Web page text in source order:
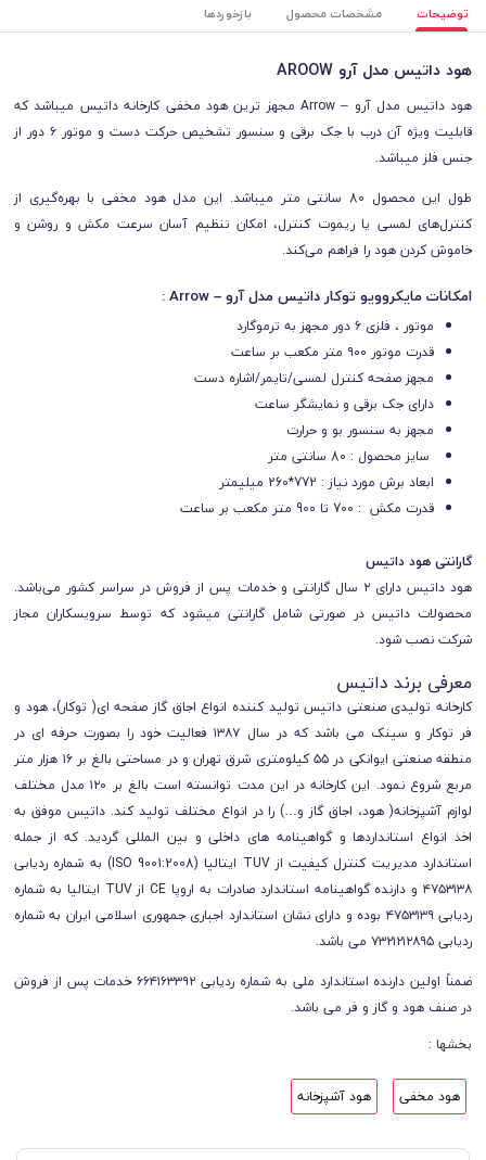
توضیحات مشخصات محصول بازخوردها
هود داتیس مدل آرو AROOW
هود داتیس مدل آرو – Arrow مجهز ترین هود مخفی کارخانه داتیس میباشد که
قابلیت ویژه آن درب با جک برقی و سنسور تشخیص حرکت دست و موتور ۶ دور از
جنس فلز میباشد.
طول این محصول 80 سانتی متر میباشد. این مدل هود مخفی با بهره‌گیری از
کنترل‌های لمسی یا ریموت کنترل، امکان تنظیم آسان سرعت مکش و روشن و
خاموش کردن هود را فراهم می‌کند.
امکانات مایکروویو توکار داتیس مدل آرو – Arrow :
موتور ، فلزی ۶ دور مجهز به ترموگارد
قدرت موتور ۹۰۰ متر مکعب بر ساعت
مجهز صفحه کنترل لمسی/تایمر/اشاره دست
دارای جک برقی و نمایشگر ساعت
مجهز به سنسور بو و حرارت
سایز محصول : 80 سانتی متر
ابعاد برش مورد نیاز : 772*260 میلیمتر
قدرت مکش : 700 تا 900 متر مکعب بر ساعت
گارانتی هود داتیس
هود داتیس دارای ۲ سال گارانتی و خدمات پس از فروش در سراسر کشور می‌باشد.
محصولات داتیس در صورتی شامل گارانتی میشود که توسط سرویسکاران مجاز
شرکت نصب شود.
معرفی برند داتیس
کارخانه تولیدی صنعتی داتیس تولید کننده انواع اجاق گاز صفحه ای( توکار)، هود و
فر توکار و سینک می باشد که در سال ۱۳۸۷ فعالیت خود را بصورت حرفه ای در
منطقه صنعتی ایوانکی در ۵۵ کیلومتری شرق تهران و در مساحتی بالغ بر ۱۶ هزار متر
مربع شروع نمود. این کارخانه در این مدت توانسته است بالغ بر ۱۲۰ مدل مختلف
لوازم آشپزخانه( هود، اجاق گاز و…) را در انواع مختلف تولید کند. داتیس موفق به
اخذ انواع استانداردها و گواهینامه های داخلی و بین المللی گردید. که از جمله
استاندارد مدیریت کنترل کیفیت از TUV ایتالیا (ISO 9001:2008) به شماره ردیابی
۴۷۵۳۱۳۸ و دارنده گواهینامه استاندارد صادرات به اروپا CE از TUV ایتالیا به شماره
ردیابی ۴۷۵۳۱۳۹ بوده و دارای نشان استاندارد اجباری جمهوری اسلامی ایران به شماره
ردیابی ۷۳۲۱۲۱۲۸۹۵ می باشد.
ضمناً اولین دارنده استاندارد ملی به شماره ردیابی ۶۶۴۱۶۳۳۹۲ خدمات پس از فروش
در صنف هود و گاز و فر می باشد.
بخشها :
هود مخفی هود آشپزخانه